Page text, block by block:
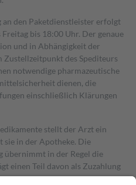
an den Paketdienstleister erfolgt
bis 18:00 Uhr. Der genaue
und in Abhängigkeit der
des Spediteurs
notwendige pharmazeutische
dienen, die
einschließlich Klärungen
stellt der Arzt ein
sie in der Apotheke. Die
übernimmt in der Regel die
einen Teil davon als Zuzahlung